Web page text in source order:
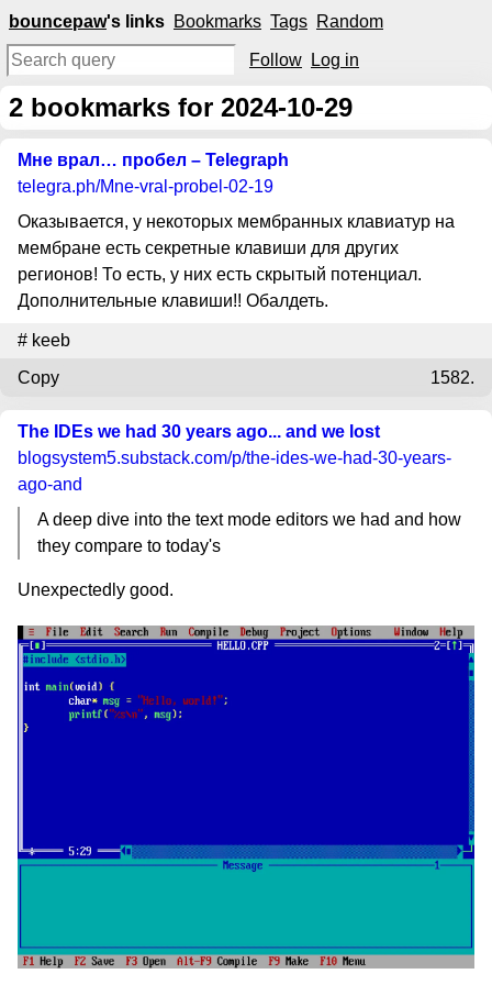
bouncepaw's links Bookmarks Tags Random
Follow Log in
2 bookmarks for 2024-10-29
Мне врал… пробел – Telegraph
telegra.ph/Mne-vral-probel-02-19
Оказывается, у некоторых мембранных клавиатур на
мембране есть секретные клавиши для других
регионов! То есть, у них есть скрытый потенциал.
Дополнительные клавиши!! Обалдеть.
# keeb
Copy
1582.
The IDEs we had 30 years ago... and we lost
blogsystem5.substack.com/p/the-ides-we-had-30-years-
ago-and
A deep dive into the text mode editors we had and how
they compare to today's
Unexpectedly good.